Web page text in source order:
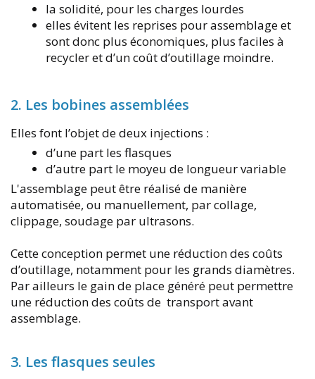
la solidité, pour les charges lourdes
elles évitent les reprises pour assemblage et
sont donc plus économiques, plus faciles à
recycler et d’un coût d’outillage moindre.
2. Les bobines assemblées
Elles font l’objet de deux injections :
d’une part les flasques
d’autre part le moyeu de longueur variable
L'assemblage peut être réalisé de manière
automatisée, ou manuellement, par collage,
clippage, soudage par ultrasons.
Cette conception permet une réduction des coûts
d’outillage, notamment pour les grands diamètres.
Par ailleurs le gain de place généré peut permettre
une réduction des coûts de transport avant
assemblage.
3. Les flasques seules